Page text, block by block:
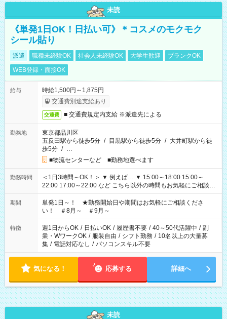
未読
《単発1日OK！日払い可》＊コスメのモクモク
シール貼り
派遣 職種未経験OK 社会人未経験OK 大学生歓迎
ブランクOK
WEB登録・面接OK
給与
時給1,500円～1,875円
交通費別途支給あり
交通費 ■ 交通費規定内支給 ※派遣先による
勤務地
東京都品川区
五反田駅から徒歩5分 / 目黒駅から徒歩5分 / 大井町駅から徒
歩5分 / …
■物流センターなど ■勤務地選べます
勤務時間
＜1日3時間～OK！＞ ▼ 例えば… ▼ 15:00～18:00 15:00～
22:00 17:00～22:00 など こちら以外の時間もお気軽にご相談く
ださい！
期間
単発1日～！ ★勤務開始日や期間はお気軽にご相談くださ
い！ ＃8月～ ＃9月～
特徴 週1日からOK / 日払いOK / 履歴書不要 / 40～50代活躍中 / 副
業・WワークOK / 服装自由 / シフト勤務 / 10名以上の大量募
集 / 電話対応なし / パソコンスキル不要
気になる！ 応募する 詳細へ
未読